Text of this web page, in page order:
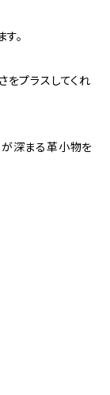
。
をプラスしてくれ
深まる革小物を